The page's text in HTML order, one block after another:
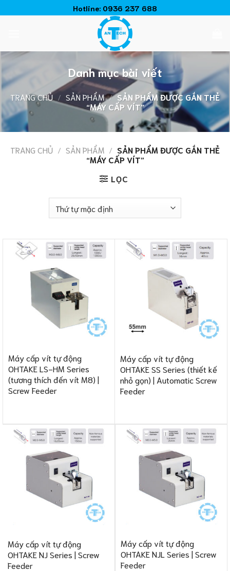
đến
Hotline: 0936 237 688
Danh mục bài viết
TRANG CHỦ / SẢN PHẨM / SẢN PHẨM ĐƯỢC GẮN THẺ
“MÁY CẤP VÍT”
TRANG CHỦ / SẢN PHẨM / SẢN PHẨM ĐƯỢC GẮN THẺ
“MÁY CẤP VÍT”
LỌC
Máy cấp vít tự động
OHTAKE LS-HM Series
(tương thích đến vít M8) |
Screw Feeder
Máy cấp vít tự động
OHTAKE SS Series (thiết kế
nhỏ gọn) | Automatic Screw
Feeder
Máy cấp vít tự động
OHTAKE NJ Series | Screw
Feeder
Máy cấp vít tự động
OHTAKE NJL Series | Screw
Feeder